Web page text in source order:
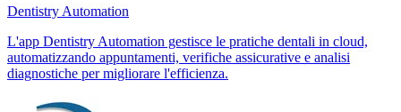
Dentistry Automation
L'app Dentistry Automation gestisce le pratiche dentali in cloud,
automatizzando appuntamenti, verifiche assicurative e analisi
diagnostiche per migliorare l'efficienza.